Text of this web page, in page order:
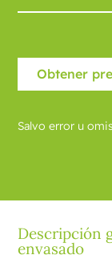
Salvo error u
Descripción
envasado